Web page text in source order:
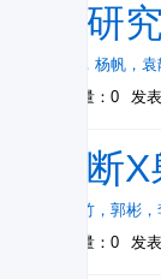
法研究
， 杨帆 ， 袁
被引量：0
发
诊断
吕雅竹 ， 郭彬 ，
被引量：0
发